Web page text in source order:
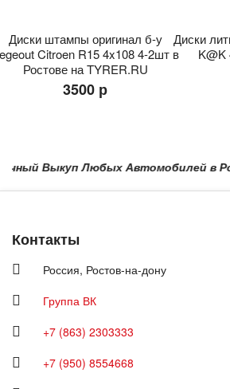
Диски штампы оригинал б-у
Citroen R15 4x108 4-2шт в
Ростове на TYRER.RU
3500 р
Диски
K@K
Выкуп Любых Автомобилей в
Контакты
Россия, Ростов-на-дону
Группа ВК
+7 (863) 2303333
+7 (950) 8554668